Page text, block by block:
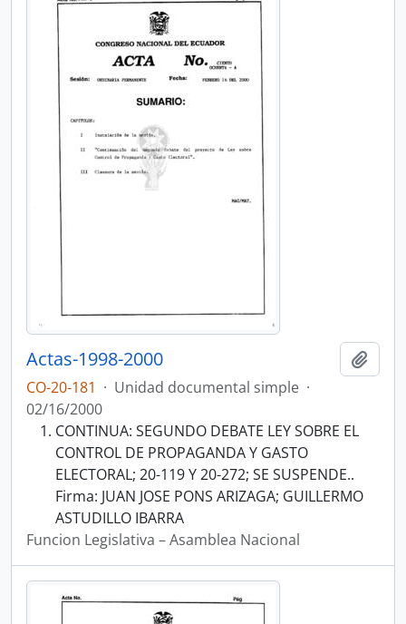
Actas-1998-2000
CO-20-181 · Unidad documental simple ·
02/16/2000
CONTINUA: SEGUNDO DEBATE LEY SOBRE EL
CONTROL DE PROPAGANDA Y GASTO
ELECTORAL; 20-119 Y 20-272; SE SUSPENDE..
Firma: JUAN JOSE PONS ARIZAGA; GUILLERMO
ASTUDILLO IBARRA
Funcion Legislativa – Asamblea Nacional